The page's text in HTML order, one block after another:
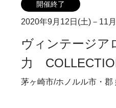
開催終了
2020年9月12日(土)－11
ヴィンテージア
力
茅ヶ崎市/ホノルル市・